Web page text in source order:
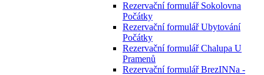
Rezervační formulář Sokolovna
Počátky
Rezervační formulář Ubytování
Počátky
Rezervační formulář Chalupa U
Pramenů
Rezervační formulář BrezINNa -